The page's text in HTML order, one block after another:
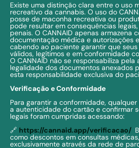
Existe uma distinção clara entre o uso
recreativo da cannabis. O uso do
posse de maconha recreativa ou
pode resultar em consequências
penais. O CANNAID apenas armazena
documentação médica e autorizações
cabendo ao paciente garantir que
válidos, legítimos e em conformidade
O CANNAID não se responsabiliza
legalidade dos documentos anexados
esta responsabilidade exclusiva do
Verificação e Conformidade
Para garantir a conformidade,
a autenticidade do cartão e confirmar
legais foram cumpridas acessando:
🔗 https://cannaid.app/verificacao/
como descontos em consultas
exclusivamente através da rede de